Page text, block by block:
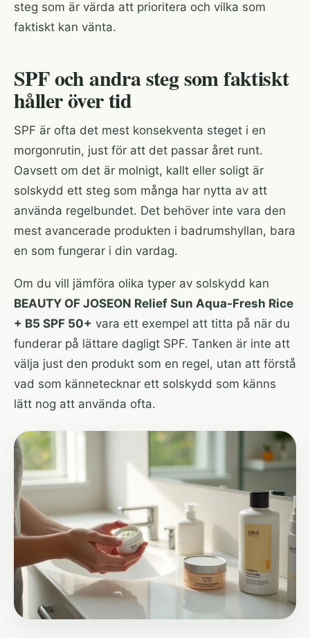
steg som är värda att prioritera och vilka som
faktiskt kan vänta.
SPF och andra steg som faktiskt
håller över tid
SPF är ofta det mest konsekventa steget i en
morgonrutin, just för att det passar året runt.
Oavsett om det är molnigt, kallt eller soligt är
solskydd ett steg som många har nytta av att
använda regelbundet. Det behöver inte vara den
mest avancerade produkten i badrumshyllan, bara
en som fungerar i din vardag.
Om du vill jämföra olika typer av solskydd kan
BEAUTY OF JOSEON Relief Sun Aqua-Fresh Rice
+ B5 SPF 50+ vara ett exempel att titta på när du
funderar på lättare dagligt SPF. Tanken är inte att
välja just den produkt som en regel, utan att förstå
vad som kännetecknar ett solskydd som känns
lätt nog att använda ofta.